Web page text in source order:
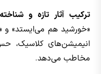
ترکیب آثار تازه و
«خورشید هم می‌ایستد» و
انیمیشن‌های کلاسیک،
مخاطب می‌دهد.